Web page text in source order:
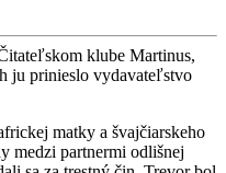
klube Martinus,
ju prinieslo vydavateľstvo
matky a švajčiarskeho
medzi partnermi odlišnej